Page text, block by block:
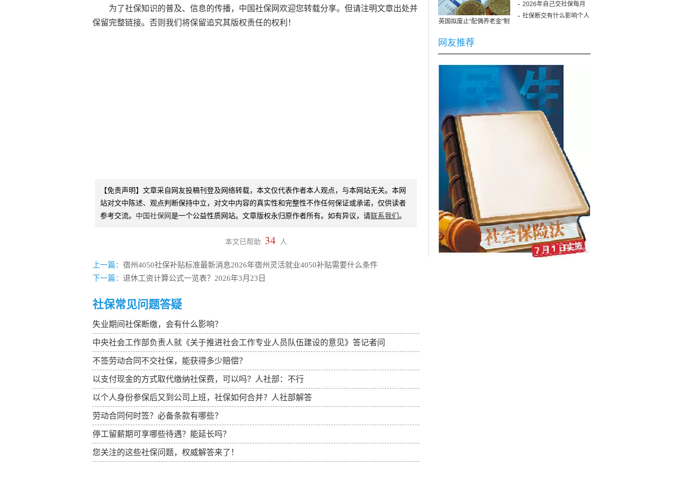
为了社保知识的普及、信息的传播， 中国社保网欢迎您转载分享。但请注明文章出处并
保留完整链接。否则我们将保留追究其版权责任的权利！
【免责声明】文章采自网友投稿刊登及网络转载，本文仅代表作者本人观点，与本网站无关。本网
站对文中陈述、观点判断保持中立，对文中内容的真实性和完整性不作任何保证或承诺，仅供读者
参考交流。 中国社保网 是一个公益性质网站。文章版权永归原作者所有。如有异议，请联系我们 。
本文已帮助 34 人
上一篇： 宿州4050社保补贴标准最新消息2026年宿州灵活就业4050补贴需要什么条件
下一篇： 退休工资计算公式一览表？2026年3月23日
社保常见问题答疑
失业期间社保断缴，会有什么影响？
中央社会工作部负责人就《关于推进社会工作专业人员队伍建设的意见》答记者问
不签劳动合同不交社保，能获得多少赔偿？
以支付现金的方式取代缴纳社保费，可以吗？人社部：不行
以个人身份参保后又到公司上班，社保如何合并？人社部解答
劳动合同何时签？必备条款有哪些？
停工留薪期可享哪些待遇？能延长吗？
您关注的这些社保问题，权威解答来了！
养老概念早盘大涨 桑乐金
等2股涨停
社保断交的后果竟然这么
严重 还不知道的赶紧
如何破解养老保险的三角
悖论
十年展望:如何破解农民工
英国拟废止“配偶养老金”制
患者减轻药费负担超75
遵义市2023年灵活就业人
员养老保险缴费基数上
城镇生育保险的缴费和申
领条件
2026年自己交社保每月
需社保断交有什么影响个人
网友推荐